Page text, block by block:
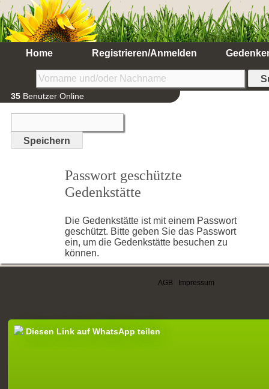
Home Registrieren/Anmelden
35 Benutzer Online
Passwort geschützte
Gedenkstätte
Die Gedenkstätte ist mit einem Passwort
geschützt. Bitte geben Sie das Passwort
ein, um die Gedenkstätte besuchen zu
können.
AGB Impressum
Diesen Link auf WhatsApp teilen